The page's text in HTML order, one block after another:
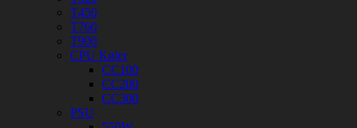
T450
T760
T900
CPU Køler
CC100
CC200
CC300
PSU